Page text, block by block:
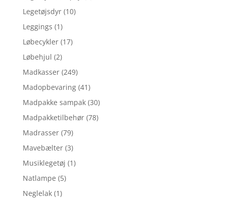
Legetøjsdyr (10)
Leggings (1)
Løbecykler (17)
Løbehjul (2)
Madkasser (249)
Madopbevaring (41)
Madpakke sampak (30)
Madpakketilbehør (78)
Madrasser (79)
Mavebælter (3)
Musiklegetøj (1)
Natlampe (5)
Neglelak (1)